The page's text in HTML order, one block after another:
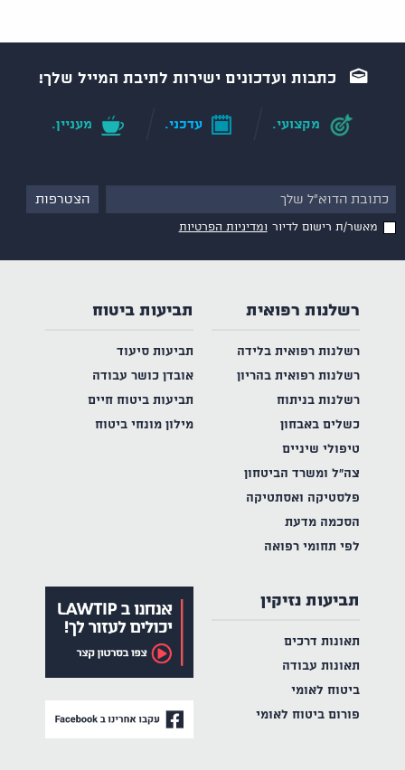
כתבות ועדכונים ישירות לתיבת המייל שלך!
מקצועי. עדכני. מעניין.
מאשר/ת רישום לדיור ומדיניות הפרטיות
רשלנות רפואית
רשלנות רפואית בלידה
רשלנות רפואית בהריון
רשלנות בניתוח
כשלים באבחון
טיפולי שיניים
צה"ל ומשרד הביטחון
פלסטיקה ואסתטיקה
הסכמה מדעת
לפי תחומי רפואה
תביעות ביטוח
תביעות סיעוד
אובדן כושר עבודה
תביעות ביטוח חיים
מילון מונחי ביטוח
תביעות נזיקין
תאונות דרכים
תאונות עבודה
ביטוח לאומי
פורום ביטוח לאומי